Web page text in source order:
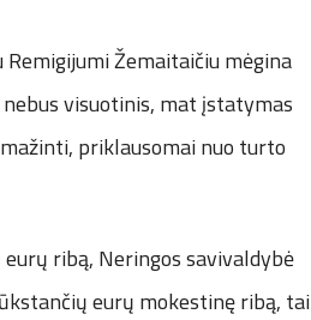
Remigijumi Žemaitaičiu mėgina
visuotinis, mat įstatymas
priklausomai nuo turto
ribą, Neringos savivaldybė
eurų mokestinę ribą, tai